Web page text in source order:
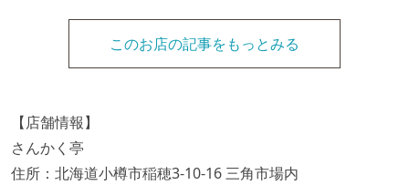
このお店の記事をもっとみる
【店舗情報】
さんかく亭
住所：北海道小樽市稲穂3-10-16 三角市場内